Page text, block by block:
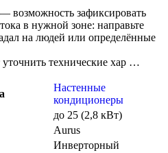
возможность зафиксировать
в нужной зоне: направьте
на людей или определённые
технические хар …
Настенные
кондиционеры
до 25 (2,8 кВт)
Aurus
Инверторный